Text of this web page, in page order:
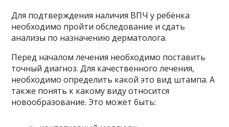
Для подтверждения наличия ВПЧ у ребёнка
необходимо пройти обследование и сдать
анализы по назначению дерматолога.
Перед началом лечения необходимо поставить
точный диагноз. Для качественного лечения,
необходимо определить какой это вид штампа. А
также понять к какому виду относится
новообразование. Это может быть: